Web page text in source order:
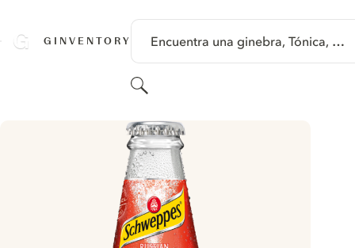
GINVENTORY Encuentra una ginebra, Tónica, …
Buscar